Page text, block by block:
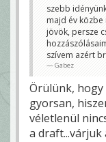
szebb
majd év közbe
jövök, persze
szívem azért
Gabez
Örülünk, hogy
gyorsan,
véletlenül
a draft...várjuk